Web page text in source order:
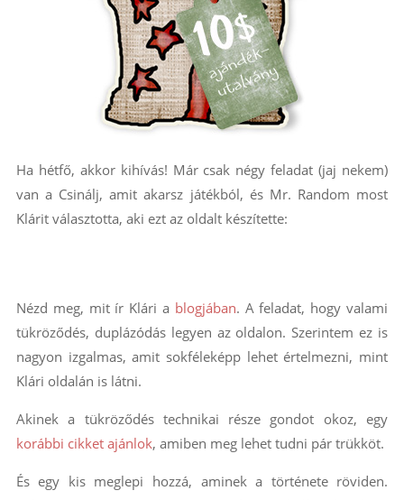
Ha hétfő, akkor kihívás! Már csak négy feladat (jaj nekem)
van a Csinálj, amit akarsz játékból, és Mr. Random most
Klárit választotta, aki ezt az oldalt készítette:
Nézd meg, mit ír Klári a blogjában. A feladat, hogy valami
tükröződés, duplázódás legyen az oldalon. Szerintem ez is
nagyon izgalmas, amit sokféleképp lehet értelmezni, mint
Klári oldalán is látni.
Akinek a tükröződés technikai része gondot okoz, egy
korábbi cikket ajánlok, amiben meg lehet tudni pár trükköt.
És egy kis meglepi hozzá, aminek a története röviden.